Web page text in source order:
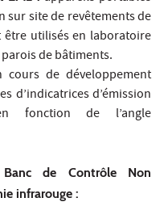
sur site de revêtements de
être utilisés en laboratoire
de bâtiments.
de développement
d’indicatrices d’émission
fonction de l’angle
Banc de Contrôle Non
infrarouge :